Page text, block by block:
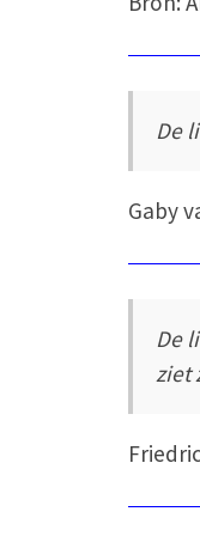
De
Gaby
De
ziet